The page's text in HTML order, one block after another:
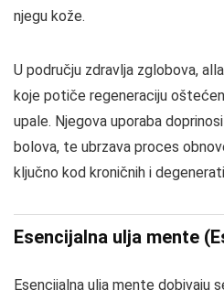
njegu kože.
U području zdravlja zglobova,
koje potiče regeneraciju
upale. Njegova uporaba
bolova, te ubrzava proces
ključno kod kroničnih i
Esencijalna ulja mente
Esencijalna ulja mente dobivaju